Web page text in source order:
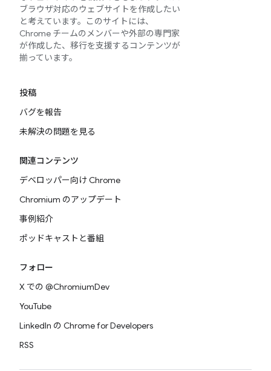
ブラウザ対応のウェブサイトを作成したい
と考えています。このサイトには、
Chrome チームのメンバーや外部の専門家
が作成した、移行を支援するコンテンツが
揃っています。
投稿
バグを報告
未解決の問題を見る
関連コンテンツ
デベロッパー向け Chrome
Chromium のアップデート
事例紹介
ポッドキャストと番組
フォロー
X での @ChromiumDev
YouTube
LinkedIn の Chrome for Developers
RSS